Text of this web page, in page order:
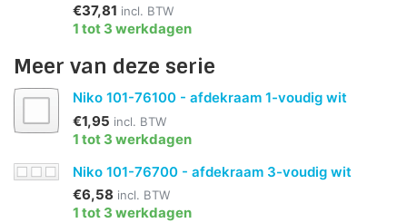
€37,81 incl. BTW
1 tot 3 werkdagen
Meer van deze serie
Niko 101-76100 - afdekraam 1-voudig wit
€1,95 incl. BTW
1 tot 3 werkdagen
Niko 101-76700 - afdekraam 3-voudig wit
€6,58 incl. BTW
1 tot 3 werkdagen